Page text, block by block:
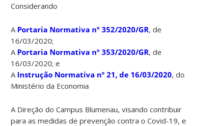
Considerando
A Portaria Normativa nº 352/2020/GR, de
16/03/2020;
A Portaria Normativa nº 353/2020/GR, de
16/03/2020; e
A Instrução Normativa nº 21, de 16/03/2020, do
Ministério da Economia
A Direção do Campus Blumenau, visando contribuir
para as medidas de prevenção contra o Covid-19, e